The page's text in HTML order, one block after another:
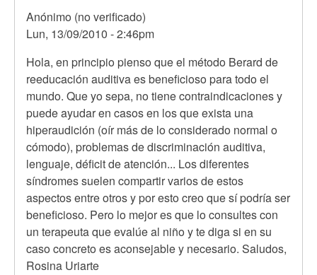
debo
por
(no
verificado)
Anónimo (no verificado)
Lun, 13/09/2010 - 2:46pm
En
respuesta
a
HOLA
QUISIERA
SABER
SI
ESTE
por
Anónimo
(no
verificado)
Hola, en principio pienso que el método Berard de
reeducación auditiva es beneficioso para todo el
mundo. Que yo sepa, no tiene contraindicaciones y
puede ayudar en casos en los que exista una
hiperaudición (oír más de lo considerado normal o
cómodo), problemas de discriminación auditiva,
lenguaje, déficit de atención... Los diferentes
síndromes suelen compartir varios de estos
aspectos entre otros y por esto creo que sí podría ser
beneficioso. Pero lo mejor es que lo consultes con
un terapeuta que evalúe al niño y te diga si en su
caso concreto es aconsejable y necesario. Saludos,
Rosina Uriarte